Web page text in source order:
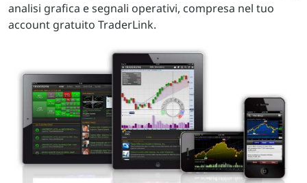
analisi grafica e segnali operativi, compresa nel tuo
account gratuito TraderLink.